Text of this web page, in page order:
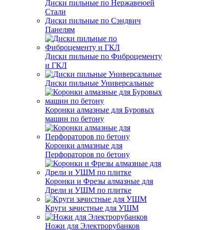
Диски пильные по Нержавеюей
Стали
Диски пильные по Сэндвич
Панелям
Диски пильные по Фиброцементу
и ГКЛ
Диски пильные Универсальные
Коронки алмазные для Буровых
машин по бетону
Коронки алмазные для
Перфораторов по бетону
Коронки и Фрезы алмазные для
Дрели и УШМ по плитке
Круги зачистные для УШМ
Ножи для Электрорубанков